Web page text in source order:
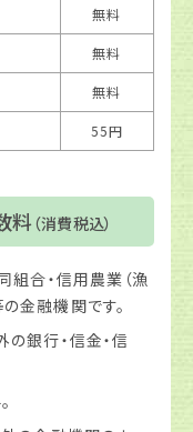
無料
無料
無料
55円
料 （消費税込）
組合・信用農業（漁
金融機関です。
銀行・信金・信